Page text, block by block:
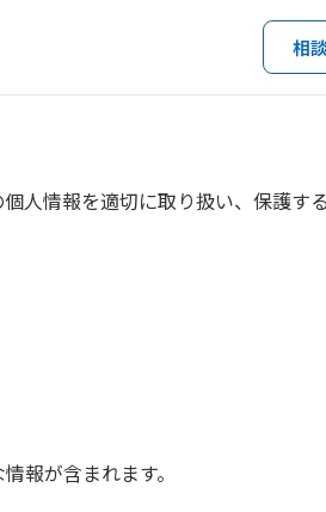
相
人情報を適切に取り扱い、保護す
報が含まれます。